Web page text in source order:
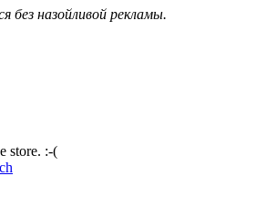
без назойливой рекламы.
store. :-(